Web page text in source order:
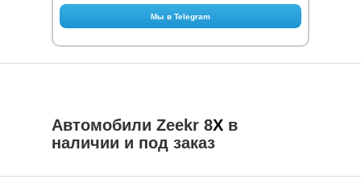
Мы в Telegram
Автомобили Zeekr 8X в
наличии и под заказ